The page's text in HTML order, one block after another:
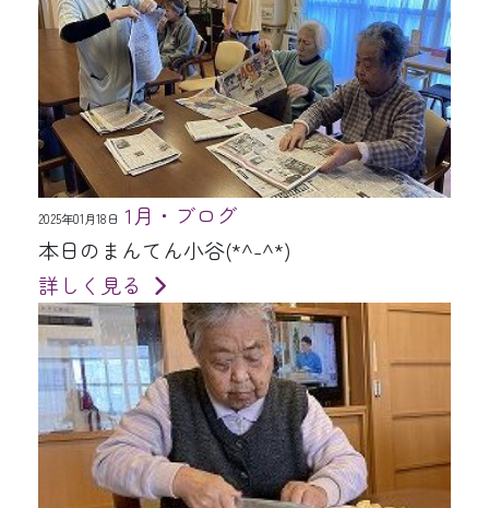
2025年01月18日 1月・ブログ
本日のまんてん小谷(*^-^*)
詳しく見る